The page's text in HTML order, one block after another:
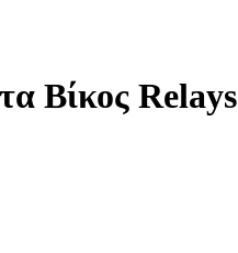
Βίκος Relays